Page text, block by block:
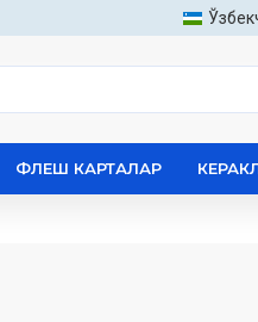
ФЛЕШ КАРТАЛАР